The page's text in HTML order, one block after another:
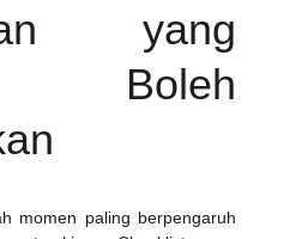
yang
Boleh
momen paling berpengaruh